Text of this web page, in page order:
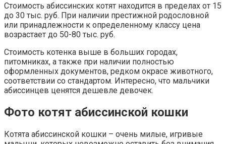
Стоимость абиссинских котят находится в пределах от 15
до 30 тыс. руб. При наличии престижной родословной
или принадлежности к определенному классу цена
возрастает до 50-80 тыс. руб.
Стоимость котенка выше в больших городах,
питомниках, а также при наличии полностью
оформленных документов, редком окрасе животного,
соответствии со стандартом. Интересно, что мальчики
абиссинцев ценятся дешевле девочек.
Фото котят абиссинской кошки
Котята абиссинской кошки – очень милые, игривые